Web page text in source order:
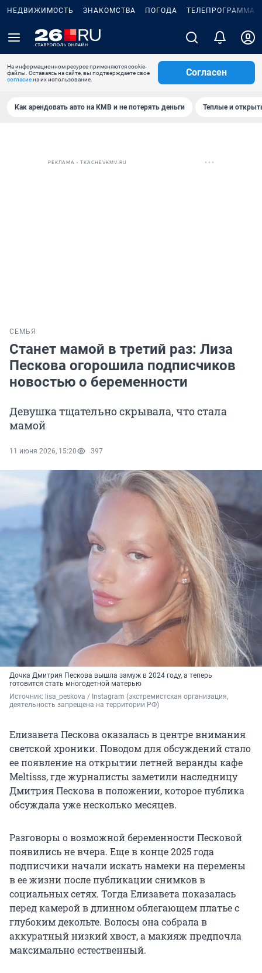
НЕДВИЖИМОСТЬ ЗНАКОМСТВА ПОГОДА ТЕЛЕПРОГРАММА
На информационном ресурсе применяются cookie-
файлы. Оставаясь на сайте, вы подтверждаете свое
согласиена их использование.
Согласен
Как арендовать авто на КМВ и не потерять деньги Теплые и
РЕКЛАМА • TKACHEVKMV.RU
СЕМЬЯ
Станет мамой в третий раз: Лиза
Пескова огорошила подписчиков
новостью о беременности
Девушка тщательно скрывала, что стала
мамой
11 июня 2026, 15:20 397
Дочка Дмитрия Пескова вышла замуж в 2024 году, а теперь
готовится стать многодетной матерью
Источник: lisa_peskova / Instagram (экстремистская организация,
деятельность запрещена на территории РФ)
Елизавета Пескова оказалась в центре внимания
светской хроники. Поводом для обсуждений стало
ее появление на открытии летней веранды кафе
Meltisss, где журналисты заметили наследницу
Дмитрия Пескова в положении, которое публика
обсуждала уже несколько месяцев.
Разговоры о возможной беременности Песковой
появились не вчера. Еще в конце 2025 года
подписчики начали искать намеки на перемены
в ее жизни после публикации снимков в
социальных сетях. Тогда Елизавета показалась
перед камерой в длинном облегающем платье с
глубоким декольте. Волосы она собрала в
аккуратный низкий хвост, а макияж предпочла
максимально естественный.